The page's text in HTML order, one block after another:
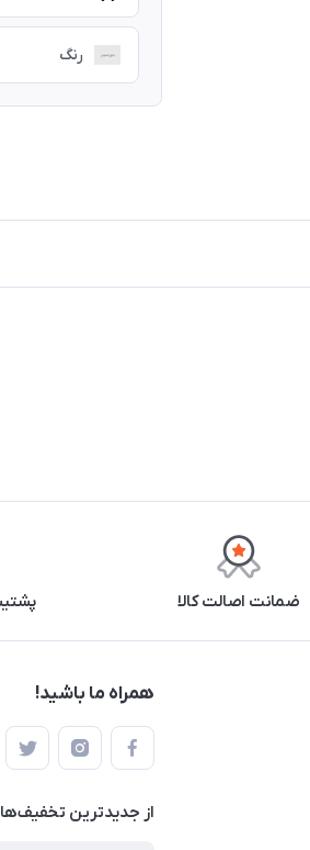
رنگ
ضمانت اصالت کالا پشتیبانی
همراه ما باشید!
از جدید‌ترین تخفیف‌ها